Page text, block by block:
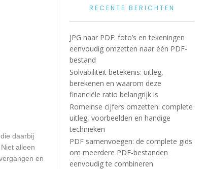
daarbij
alleen
en
RECENTE BERICHTEN
JPG naar PDF: foto’s en tekeningen
eenvoudig omzetten naar één PDF-
bestand
Solvabiliteit betekenis: uitleg,
berekenen en waarom deze
financiële ratio belangrijk is
Romeinse cijfers omzetten: complete
uitleg, voorbeelden en handige
technieken
PDF samenvoegen: de complete gids
om meerdere PDF-bestanden
eenvoudig te combineren